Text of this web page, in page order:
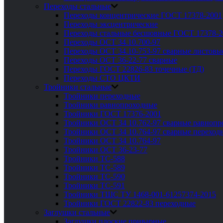
Переходы стальные
Переходы концентрические ГОСТ 17378-2001
Переходы эксцентрические
Переходы стальные бесшовные ГОСТ 17378-
Переходы ОСТ 34.10.700-97
Переходы ОСТ 34.10-753-97 сварные
Переходы ОСТ 36-22-77 сварные
Переходы ГОСТ 22826-83 точечные (ТД)
Переходы СТО ЦКТИ
Тройники стальные
Тройники переходные
Тройники равнопроходные
Тройники ГОСТ 17376-2001
Тройники ОСТ 34 10.762-97 сварные
Тройники ОСТ 34 10.764-97 сварные
Тройники ОСТ 34 10.764-97
Тройники ОСТ 36-23-77
Тройники ТС-588
Тройники ТС-589
Тройники ТС-590
Тройники ТС-591
Тройники ТШС ТУ 1468-001-61257374-2015
Тройники ГОСТ 22822-83 переходные
Заглушки стальные
Заглушки плоские приварные